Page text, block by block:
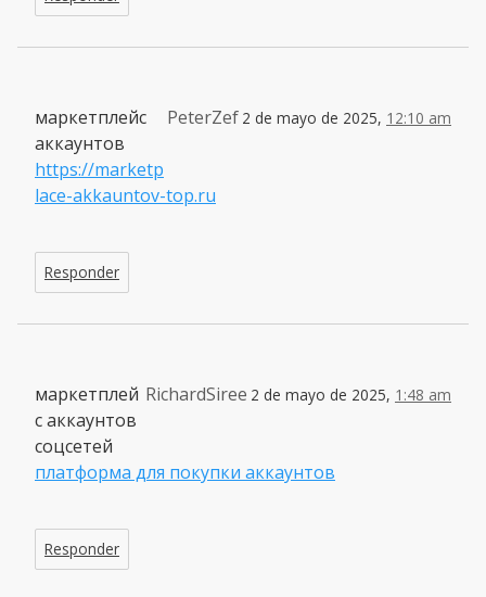
PeterZef 2 de mayo de 2025, 12:10 am
маркетплейс
аккаунтов
https://marketp
lace-akkauntov-top.ru
Responder
RichardSiree 2 de mayo de 2025, 1:48 am
маркетплей
с аккаунтов
соцсетей
платформа для покупки аккаунтов
Responder